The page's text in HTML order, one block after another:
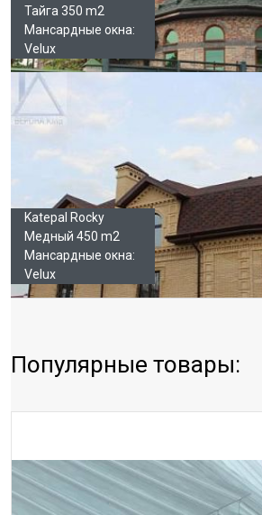
Тайга 350 m2
Мансардные окна:
Velux
Katepal Rocky
Медный 450 m2
Мансардные окна:
Velux
Популярные товары: